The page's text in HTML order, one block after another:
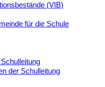
(VIB)
für die Schule
der Schulleitung